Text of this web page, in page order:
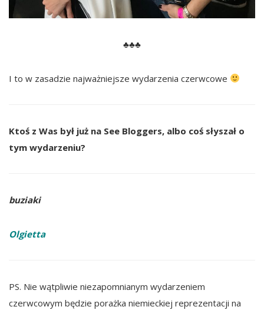
♣♣♣
I to w zasadzie najważniejsze wydarzenia czerwcowe
Ktoś z Was był już na See Bloggers, albo coś słyszał o
tym wydarzeniu?
buziaki
Olgietta
PS. Nie wątpliwie niezapomnianym wydarzeniem
czerwcowym będzie porażka niemieckiej reprezentacji na